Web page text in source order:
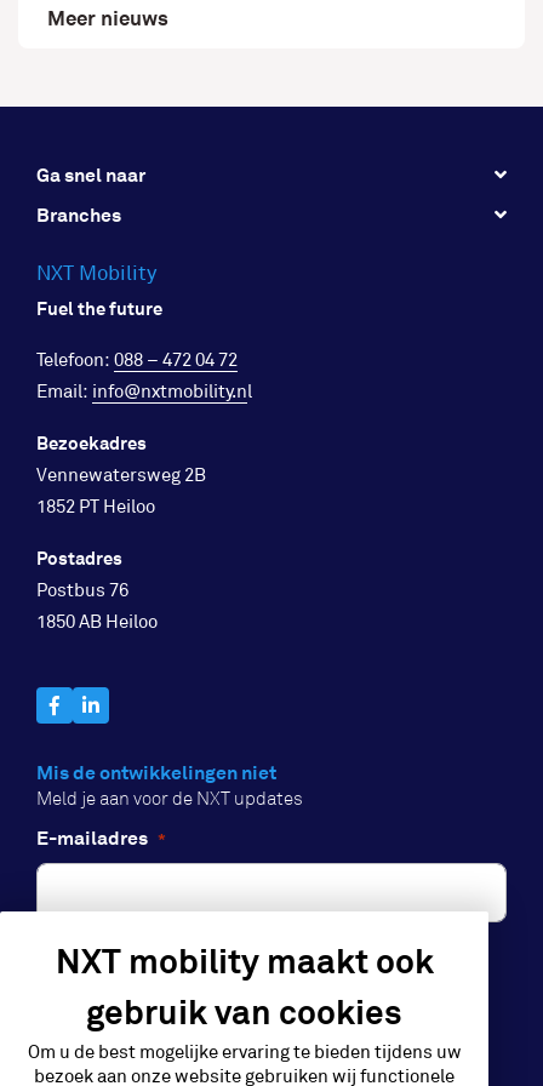
Meer nieuws
Ga snel naar
Branches
NXT Mobility
Fuel the future
Telefoon: 088 – 472 04 72
Email: info@nxtmobility.nl
Bezoekadres
Vennewatersweg 2B
1852 PT Heiloo
Postadres
Postbus 76
1850 AB Heiloo
Mis de ontwikkelingen niet
Meld je aan voor de NXT updates
E-mailadres *
Aanmelden
NXT mobility maakt ook
gebruik van cookies
Om u de best mogelijke ervaring te bieden tijdens uw
bezoek aan onze website gebruiken wij functionele